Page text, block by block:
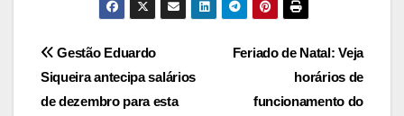
Post
navigation
Feriado de Natal: Veja
horários de
funcionamento do
Gestão Eduardo
Siqueira antecipa salários
de dezembro para esta